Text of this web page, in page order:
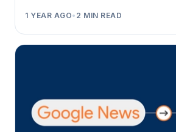
1 YEAR AGO• 2 MIN READ